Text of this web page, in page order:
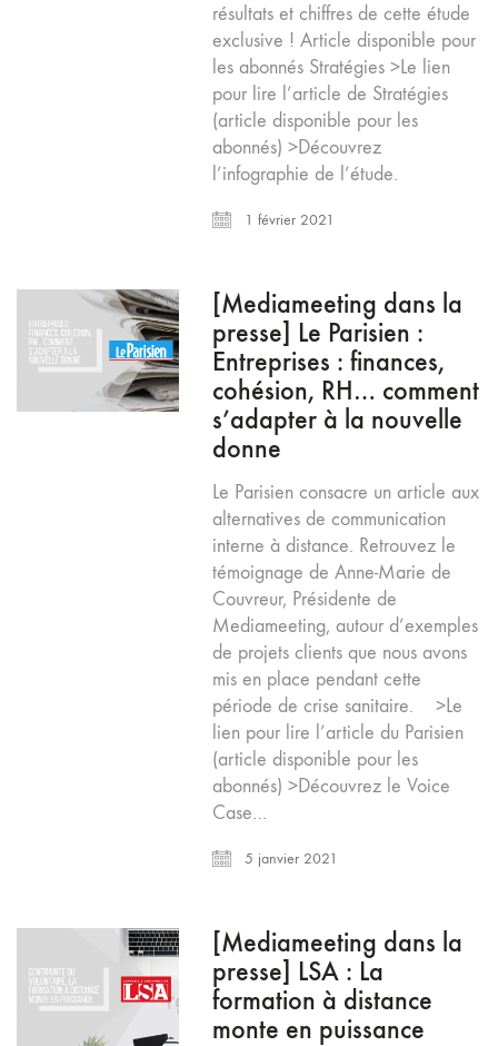
résultats et chiffres de cette étude
exclusive ! Article disponible pour
les abonnés Stratégies >Le lien
pour lire l’article de Stratégies
(article disponible pour les
abonnés) >Découvrez
l’infographie de l’étude.
1 février 2021
[Mediameeting dans la
presse] Le Parisien :
Entreprises : finances,
cohésion, RH… comment
s’adapter à la nouvelle
donne
Le Parisien consacre un article aux
alternatives de communication
interne à distance. Retrouvez le
témoignage de Anne-Marie de
Couvreur, Présidente de
Mediameeting, autour d’exemples
de projets clients que nous avons
mis en place pendant cette
période de crise sanitaire. >Le
lien pour lire l’article du Parisien
(article disponible pour les
abonnés) >Découvrez le Voice
Case…
5 janvier 2021
[Mediameeting dans la
presse] LSA : La
formation à distance
monte en puissance